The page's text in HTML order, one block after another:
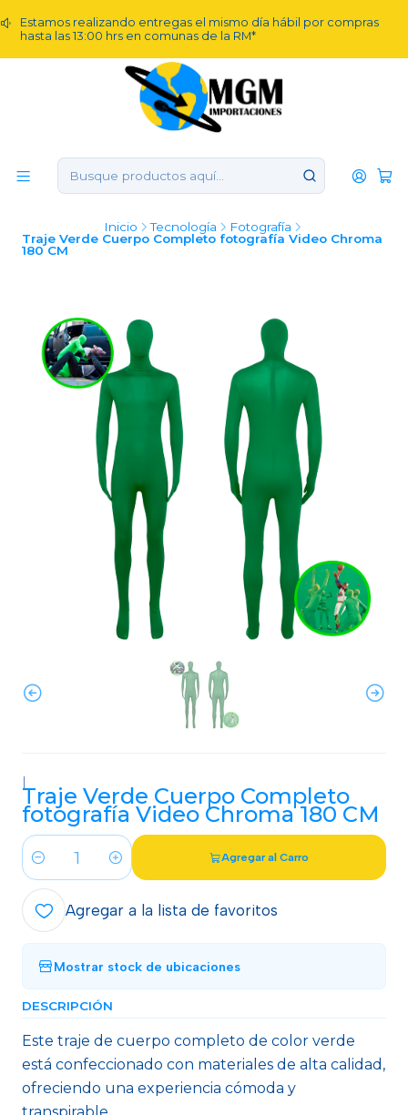
Estamos realizando entregas el mismo día hábil por compras
hasta las 13:00 hrs en comunas de la RM*
Inicio Tecnología
Fotografía
Traje Verde Cuerpo Completo fotografía Video Chroma
180 CM
|
Traje Verde Cuerpo Completo
fotografía Video Chroma 180 CM
Cantidad
Agregar al Carro
Agregar a la lista de favoritos
Mostrar stock de ubicaciones
DESCRIPCIÓN
Este traje de cuerpo completo de color verde
está confeccionado con materiales de alta calidad,
ofreciendo una experiencia cómoda y